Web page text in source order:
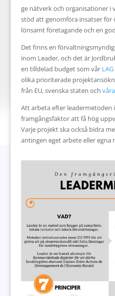
ge nätverk och organisationer
stöd att genomföra insatser för
lönsamt företagande och en
Det finns en
inom Leader, och det är
en tilldelad budget som vår
olika prioriterade
från EU, svenska staten och
Att arbeta efter leadermetoden
framgångsfaktor att få hög
Varje projekt ska också bidra
antingen eget arbete eller egna